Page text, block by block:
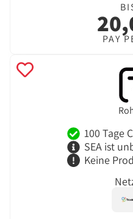
PAY
100 Tage
SEA ist
Keine